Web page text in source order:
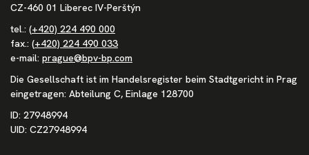
CZ-460 01 Liberec IV-Perštýn
tel.: (+420) 224 490 000
fax.: (+420) 224 490 033
e-mail: prague@bpv-bp.com
Die Gesellschaft ist im Handelsregister beim Stadtgericht in Prag
eingetragen: Abteilung C, Einlage 128700
ID: 27948994
UID: CZ27948994